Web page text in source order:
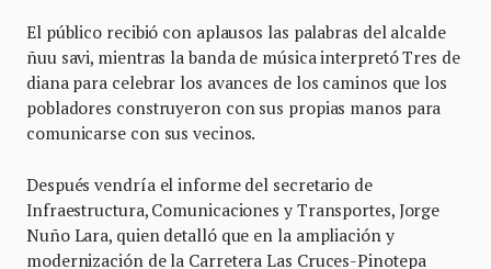
El público recibió con aplausos las palabras del alcalde
ñuu savi, mientras la banda de música interpretó Tres de
diana para celebrar los avances de los caminos que los
pobladores construyeron con sus propias manos para
comunicarse con sus vecinos.
Después vendría el informe del secretario de
Infraestructura, Comunicaciones y Transportes, Jorge
Nuño Lara, quien detalló que en la ampliación y
modernización de la Carretera Las Cruces-Pinotepa